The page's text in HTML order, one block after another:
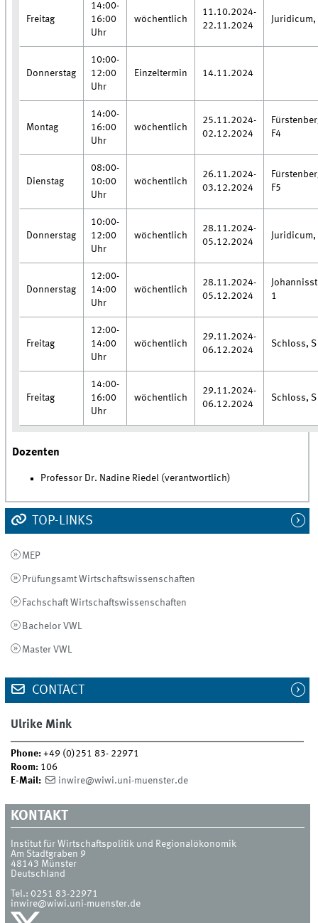
Freitag
14:00-
16:00
Uhr
wöchentlich
11.10.2024-
22.11.2024
Juridicum,
Donnerstag
10:00-
12:00
Uhr
Einzeltermin 14.11.2024
Montag
14:00-
16:00
Uhr
wöchentlich
25.11.2024-
02.12.2024
F4
Dienstag
08:00-
10:00
Uhr
wöchentlich
26.11.2024-
03.12.2024
F5
Donnerstag
10:00-
12:00
Uhr
wöchentlich
28.11.2024-
05.12.2024
Juridicum,
Donnerstag
12:00-
14:00
Uhr
wöchentlich
28.11.2024-
05.12.2024
1
Freitag
12:00-
14:00
Uhr
wöchentlich
29.11.2024-
06.12.2024
Schloss,
Freitag
14:00-
16:00
Uhr
wöchentlich
29.11.2024-
06.12.2024
Schloss,
Dozenten
Professor Dr. Nadine Riedel (verantwortlich)
TOP-LINKS
MEP
Prüfungsamt Wirtschaftswissenschaften
Fachschaft Wirtschaftswissenschaften
Bachelor VWL
Master VWL
CONTACT
Ulrike Mink
Phone: +49 (0)251 83- 22971
Room: 106
E-Mail:
inwire@wiwi.uni-muenster.de
KONTAKT
Institut für Wirtschaftspolitik und Regionalökonomik
Am Stadtgraben 9
48143 Münster
Deutschland
Tel.: 0251 83-22971
inwire@wiwi.uni-muenster.de